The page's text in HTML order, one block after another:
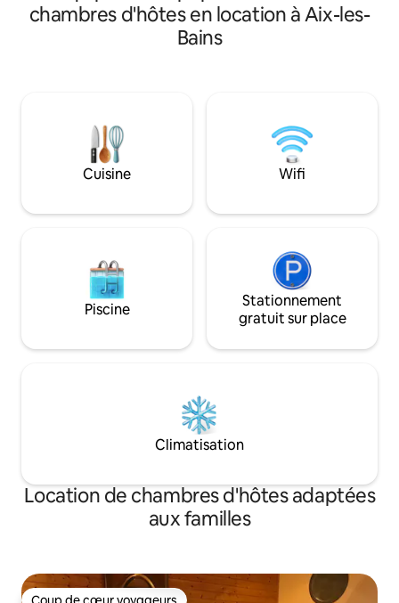
garage motos, vélos, à 10 kilomètres de
Walibi, 5 minutes de l'autoroute A 43, à 4
literie neuve en 160,
une salle de
des beaux jours !
chambres d'hôtes en location à Aix-les-
Bains
Cuisine Wifi
Piscine
Stationnement
gratuit sur place
Climatisation
Location de chambres d'hôtes adaptées
aux familles